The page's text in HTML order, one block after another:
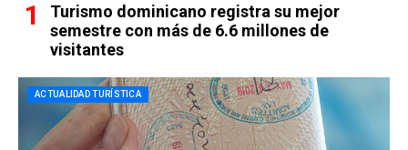
Turismo dominicano registra su mejor
semestre con más de 6.6 millones de
visitantes
ACTUALIDAD TURÍSTICA